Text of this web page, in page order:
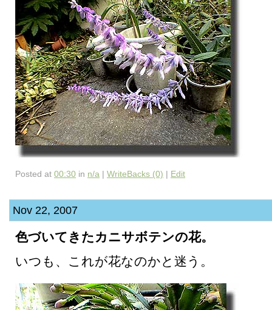
Posted at 00:30 in n/a | WriteBacks (0) | Edit
Nov 22, 2007
色づいてきたカニサボテンの花。
いつも、これが花なのかと迷う。